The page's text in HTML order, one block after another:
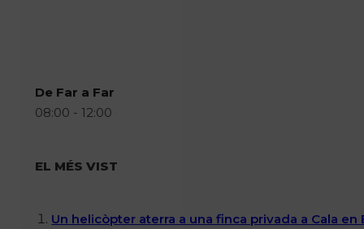
De Far a Far
08:00 - 12:00
EL MÉS VIST
Un helicòpter aterra a una finca privada a Cala